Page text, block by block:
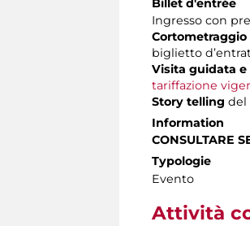
Billet d'entrée
Ingresso con
Cortometraggio
biglietto
Visita guidata e
tariffazione
Story telling del
Information
CONSULTARE
Typologie
Evento
Attività